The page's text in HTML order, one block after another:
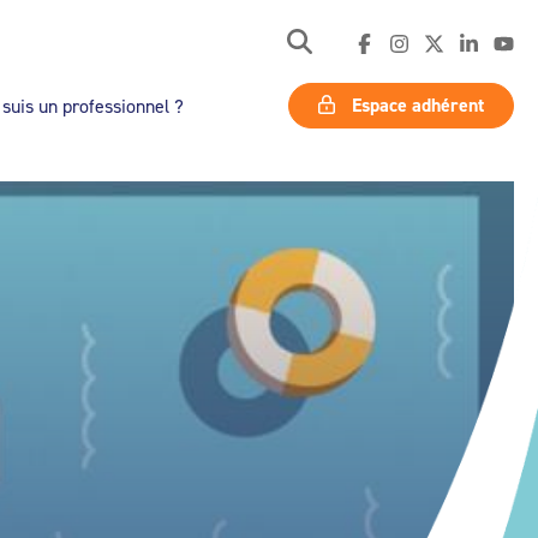
un professionnel ? Espace adhérent